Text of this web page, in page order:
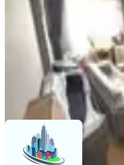
125 m²
Özdemir EmlakSoner Özdemir